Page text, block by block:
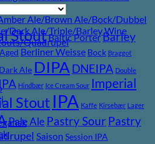
Braggot
Ale/Brown Ale/Bock/Dubbel
Dark Ale/Triple/Barley Wine
Quadrupel
StoutBaltic PorterBarley
Berliner Weisse Bock Braggot
Dark Ale DIPA DNEIPA Double
Hindbær Ice Cream Sour Imperial
Stout IPA Kaffe Kirsebær Lager
Pale Ale Pastry Sour Pastry
Saison Session IPA